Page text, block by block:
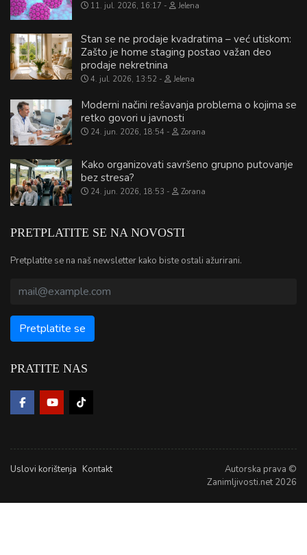
11. jul. 2026, 16:17 Jelena
Stan se ne prodaje kvadratima – već utiskom:
Zašto je home staging postao važan deo
prodaje nekretnina
4. jul. 2026, 13:52 Jelena
Moderni načini rešavanja problema o kojima se
retko govori u javnosti
24. jun. 2026, 18:54 Zorana
Kako organizovati savršeno grupno putovanje
bez stresa?
24. jun. 2026, 18:53 Zorana
PRETPLATITE SE NA NOVOSTI
Pretplatite se na naš newsletter kako biste ostali ažurirani.
PRATITE NAS
Uslovi korištenja Kontakt
Autorska prava ©
Zanimljivosti.net 2026